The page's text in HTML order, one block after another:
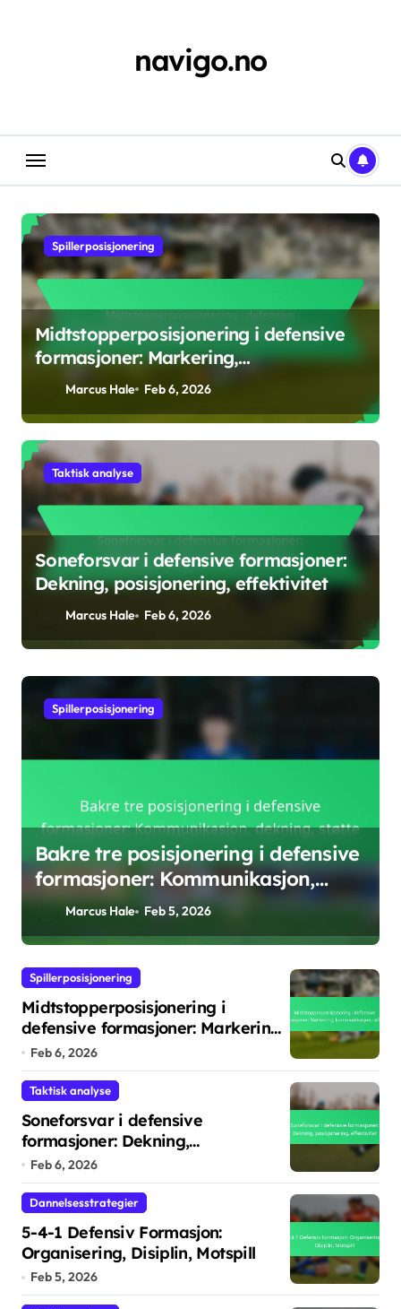
navigo.no
Spillerposisjonering
Midtstopperposisjonering i defensive
formasjoner: Markering,
kommunikasjon, støtte
Marcus Hale Feb 6, 2026
Taktisk analyse
Soneforsvar i defensive formasjoner:
Dekning, posisjonering, effektivitet
Marcus Hale Feb 6, 2026
Spillerposisjonering
Midtstopperposisjonering i
defensive formasjoner: Markering,
kommunikasjon, støtte
Marcus Hale Feb 6, 2026
Spillerposisjonering
Midtstopperposisjonering i
defensive formasjoner: Markering,
kommunikasjon, støtte
Feb 6, 2026
Taktisk analyse
Soneforsvar i defensive
formasjoner: Dekning,
posisjonering, effektivitet
Feb 6, 2026
Dannelsesstrategier
5-4-1 Defensiv Formasjon:
Organisering, Disiplin, Motspill
Feb 5, 2026